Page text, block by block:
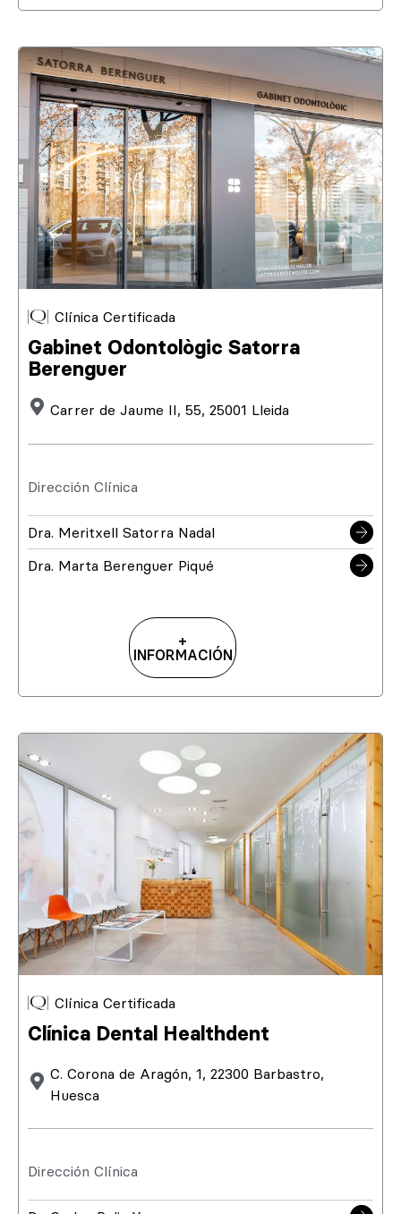
Clínica Certificada
Gabinet Odontològic Satorra
Berenguer
Carrer de Jaume II, 55, 25001 Lleida
Dirección Clínica
Dra. Meritxell Satorra Nadal
Dra. Marta Berenguer Piqué
+
INFORMACIÓN
Clínica Certificada
Clínica Dental Healthdent
C. Corona de Aragón, 1, 22300 Barbastro,
Huesca
Dirección Clínica